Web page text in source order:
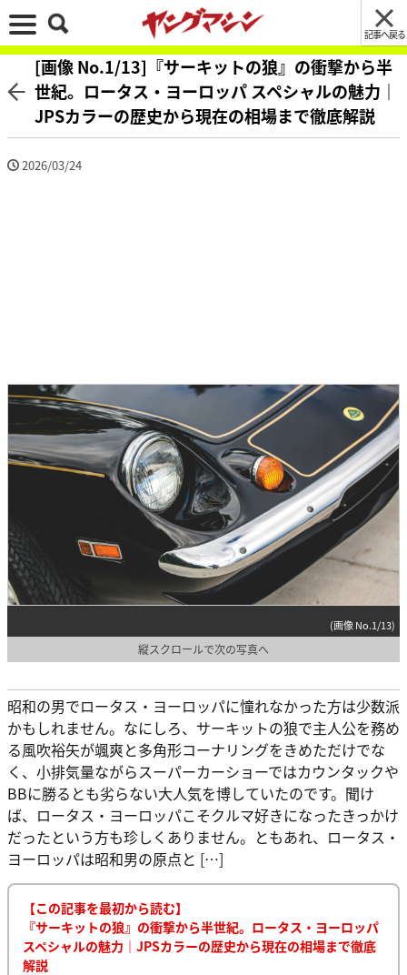
記事へ戻る
[画像 No.1/13]『サーキットの狼』の衝撃から半
世紀。ロータス・ヨーロッパ スペシャルの魅力｜
JPSカラーの歴史から現在の相場まで徹底解説
2026/03/24
(画像 No.1/13)
縦スクロールで次の写真へ
昭和の男でロータス・ヨーロッパに憧れなかった方は少数派
かもしれません。なにしろ、サーキットの狼で主人公を務め
る風吹裕矢が颯爽と多角形コーナリングをきめただけでな
く、小排気量ながらスーパーカーショーではカウンタックや
BBに勝るとも劣らない大人気を博していたのです。聞け
ば、ロータス・ヨーロッパこそクルマ好きになったきっかけ
だったという方も珍しくありません。ともあれ、ロータス・
ヨーロッパは昭和男の原点と […]
【この記事を最初から読む】
『サーキットの狼』の衝撃から半世紀。ロータス・ヨーロッパ
スペシャルの魅力｜JPSカラーの歴史から現在の相場まで徹底
解説